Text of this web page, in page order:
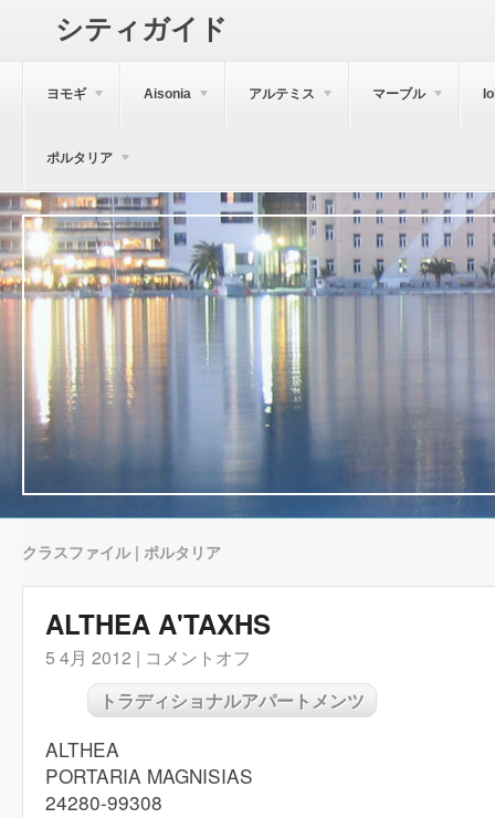
シティガイド
ヨモギ Aisonia アルテミス マーブル
ポルタリア
クラスファイル | ポルタリア
ALTHEA A'TAXHS
5 4月 2012 | コメントオフ
トラディショナルアパートメンツ
ALTHEA
PORTARIA MAGNISIAS
24280-99308